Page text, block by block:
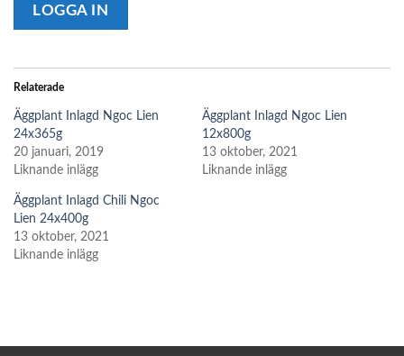
Relaterade
Äggplant Inlagd Ngoc Lien
24x365g
20 januari, 2019
Liknande inlägg
Äggplant Inlagd Ngoc Lien
12x800g
13 oktober, 2021
Liknande inlägg
Äggplant Inlagd Chili Ngoc
Lien 24x400g
13 oktober, 2021
Liknande inlägg